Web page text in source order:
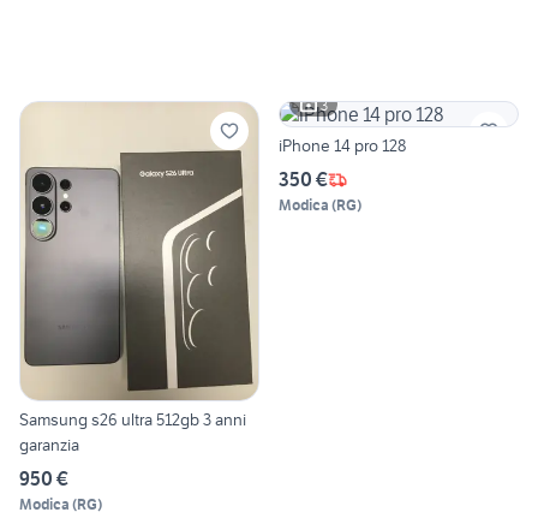
Samsung s26 ultra 512gb 3 anni
garanzia
950 €
Modica (RG)
3
iPhone 14 pro 128
350 €
Modica (RG)